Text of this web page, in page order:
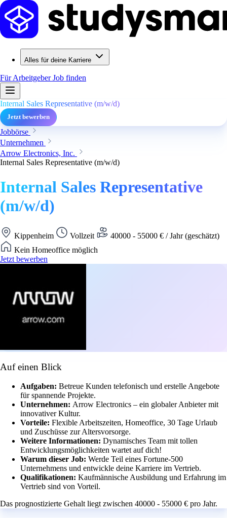
Alles für deine Karriere
Für ArbeitgeberJob finden
Internal Sales Representative (m/w/d)
Jetzt bewerben
Jobbörse
Unternehmen
Arrow Electronics, Inc.
Internal Sales Representative (m/w/d)
Internal Sales Representative
(m/w/d)
Kippenheim Vollzeit
40000 - 55000 € / Jahr (geschätzt)
Kein Homeoffice möglich
Jetzt bewerben
Auf einen Blick
Aufgaben: Betreue Kunden telefonisch und erstelle Angebote
für spannende Projekte.
Unternehmen: Arrow Electronics – ein globaler Anbieter mit
innovativer Kultur.
Vorteile: Flexible Arbeitszeiten, Homeoffice, 30 Tage Urlaub
und Zuschüsse zur Altersvorsorge.
Weitere Informationen: Dynamisches Team mit tollen
Entwicklungsmöglichkeiten wartet auf dich!
Warum dieser Job: Werde Teil eines Fortune-500
Unternehmens und entwickle deine Karriere im Vertrieb.
Qualifikationen: Kaufmännische Ausbildung und Erfahrung im
Vertrieb sind von Vorteil.
Das prognostizierte Gehalt liegt zwischen 40000 - 55000 € pro Jahr.